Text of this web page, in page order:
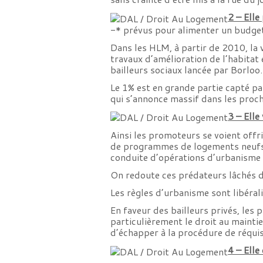
2 –
-* prévus pour alimenter un
Dans les HLM, à partir de 2010, la
travaux d’amélioration de
bailleurs sociaux lancée par Borloo.
Le 1% est en grande partie capté
qui s’annonce massif dans les
3 –
Ainsi les promoteurs se voient
de programmes de logements
conduite d’opérations
On redoute ces prédateurs lâchés
Les règles d’urbanisme sont
En faveur des bailleurs privés, les
particulièrement le droit au
d’échapper à la procédure de
4 –